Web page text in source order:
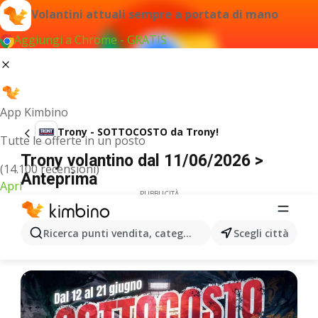
Volantini attuali sempre a portata di mano
Aggiungi a Chrome - GRATIS
App Kimbino
Tutte le offerte in un posto
(14.100 recensioni)
Apri
Ricerca punti vendita, categorie, prodotti...Scegli città
Trony - SOTTOCOSTO da Trony!
Trony volantino dal 11/06/2026 >
Anteprima
PUBBLICITÀ